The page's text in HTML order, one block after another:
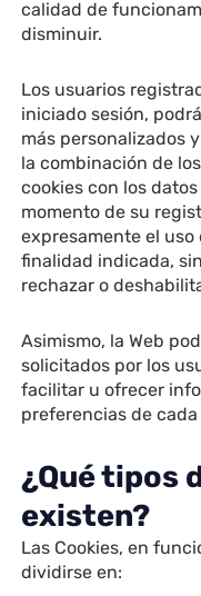
calidad de
disminuir.
Los usuarios
iniciado sesión,
más personalizados
la combinación de
cookies con los
momento de su
expresamente el
finalidad indicada,
rechazar o
Asimismo, la Web
solicitados por los
facilitar u ofrecer
preferencias de
¿Qué tipos
existen?
Las Cookies, en
dividirse en: